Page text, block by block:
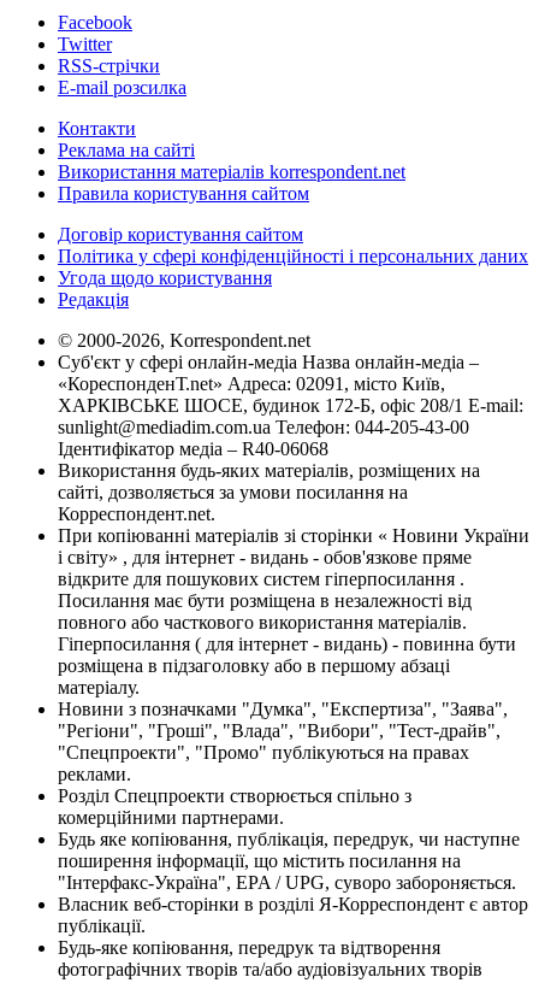
Facebook
Twitter
RSS-стрічки
E-mail розсилка
Контакти
Реклама на сайті
Використання матеріалів korrespondent.net
Правила користування сайтом
Договір користування сайтом
Політика у сфері конфіденційності і персональних даних
Угода щодо користування
Редакція
© 2000-2026, Korrespondent.net
Суб'єкт у сфері онлайн-медіа Назва онлайн-медіа –
«КореспонденТ.net» Адреса: 02091, місто Київ,
ХАРКІВСЬКЕ ШОСЕ, будинок 172-Б, офіс 208/1 E-mail:
sunlight@mediadim.com.ua Телефон: 044-205-43-00
Ідентифікатор медіа – R40-06068
Використання будь-яких матеріалів, розміщених на
сайті, дозволяється за умови посилання на
Корреспондент.net.
При копіюванні матеріалів зі сторінки « Новини України
і світу» , для інтернет - видань - обов'язкове пряме
відкрите для пошукових систем гіперпосилання .
Посилання має бути розміщена в незалежності від
повного або часткового використання матеріалів.
Гіперпосилання ( для інтернет - видань) - повинна бути
розміщена в підзаголовку або в першому абзаці
матеріалу.
Новини з позначками "Думка", "Експертиза", "Заява",
"Регіони", "Гроші", "Влада", "Вибори", "Тест-драйв",
"Спецпроекти", "Промо" публікуються на правах
реклами.
Розділ Спецпроекти створюється спільно з
комерційними партнерами.
Будь яке копіювання, публікація, передрук, чи наступне
поширення інформації, що містить посилання на
"Інтерфакс-Україна", EPA / UPG, суворо забороняється.
Власник веб-сторінки в розділі Я-Корреспондент є автор
публікації.
Будь-яке копіювання, передрук та відтворення
фотографічних творів та/або аудіовізуальних творів